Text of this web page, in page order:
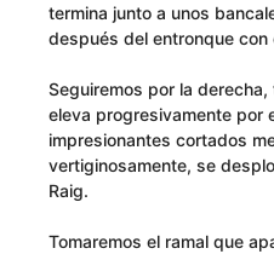
termina junto a unos
después del entronque con
Seguiremos por la
eleva progresivamente por
impresionantes cortados
vertiginosamente, se
Raig.
Tomaremos el ramal que